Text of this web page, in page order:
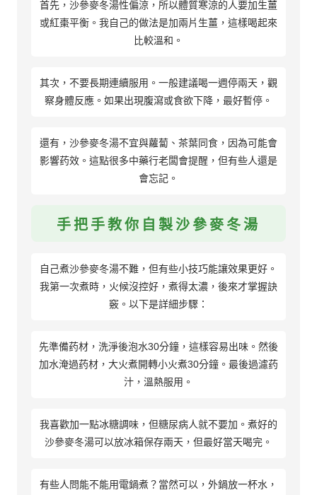
首先，沙參麥冬湯性偏涼，所以體質寒涼的人要加生薑
或紅棗平衡。我自己的做法是加兩片生薑，這樣喝起來
比較溫和。
其次，不要長期連續服用。一般建議喝一週停兩天，觀
察身體反應。如果出現腹瀉或食欲下降，最好暫停。
還有，沙參麥冬湯不宜與蘿蔔、茶葉同食，因為可能會
影響药效。這點很多中藥行老闆會提醒，但有些人還是
會忘記。
手把手教你自製沙參麥冬湯
自己煮沙參麥冬湯不難，但有些小技巧能讓效果更好。
我第一次煮時，火候沒控好，煮得太濃，後來才掌握訣
竅。以下是詳細步驟：
先準備药材，洗淨後泡水30分鐘，這樣容易出味。然後
加水淹過药材，大火煮開轉小火煮30分鐘。最後過濾药
汁，溫熱服用。
我喜歡加一點冰糖調味，但糖尿病人就不要加。煮好的
沙參麥冬湯可以放冰箱保存兩天，但最好當天喝完。
有些人問能不能用電鍋煮？當然可以，外鍋放一杯水，